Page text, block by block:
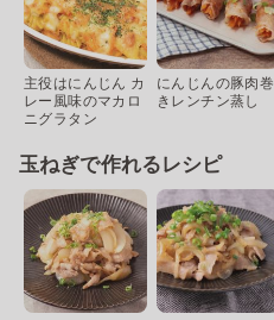
主役はにんじん カ
レー風味のマカロ
ニグラタン
にんじんの豚肉巻
きレンチン蒸し
玉ねぎで作れるレシピ